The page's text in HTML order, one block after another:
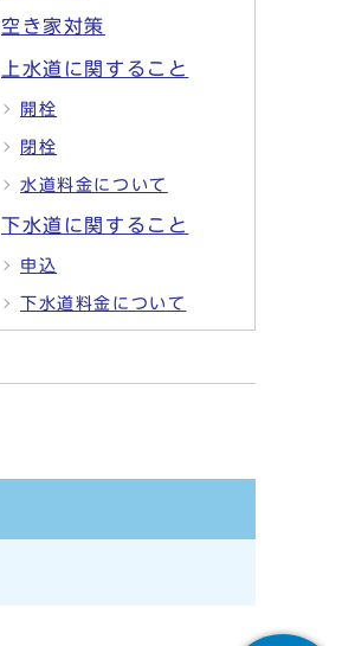
空き家対策
上水道に関すること
開栓
閉栓
水道料金について
下水道に関すること
申込
下水道料金について